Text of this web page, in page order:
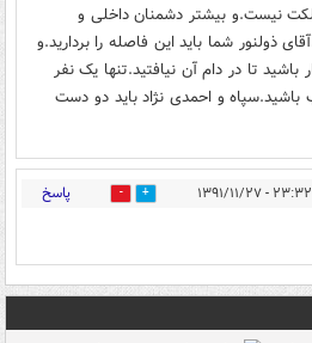
نیست.و بیشتر دشمنان داخلی و
ذولنور شما باید این فاصله را بردارید.و
تا در دام آن نیافتید.تنها یک نفر
و احمدی نژاد باید دو دست
۲۳:۳۲ - ۱۳۹۱/۱۱/۲۷ 0 پاسخ